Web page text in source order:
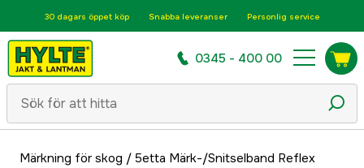
30 dagars öppet köp Snabba leveranser Personlig service
0345 - 400 00
Märkning för skog / 5etta Märk-/Snitselband Reflex